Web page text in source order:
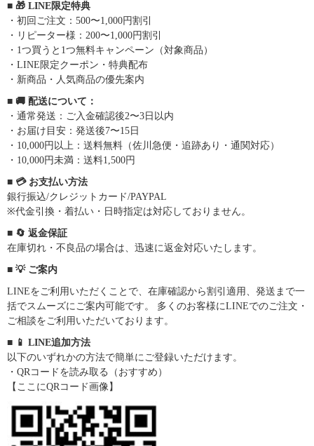
■ 🎁 LINE限定特典
・初回ご注文：500〜1,000円割引
・リピーター様：200〜1,000円割引
・1つ買うと1つ無料キャンペーン（対象商品）
・LINE限定クーポン・特典配布
・新商品・人気商品の優先案内
■ 🚚 配送について：
・通常発送：ご入金確認後2〜3日以内
・お届け目安：発送後7〜15日
・10,000円以上：送料無料（佐川急便・追跡あり・通関対応）
・10,000円未満：送料1,500円
■ 💳 お支払い方法
銀行振込/クレジットカード/PAYPAL
※代金引換・着払い・日時指定は対応しておりません。
■ 🔄 返金保証
在庫切れ・不良品の場合は、迅速に返金対応いたします。
■ 💡 ご案内
LINEをご利用いただくことで、在庫確認から割引適用、発送まで一
括でスムーズにご案内可能です。 多くのお客様にLINEでのご注文・
ご相談をご利用いただいております。
■ 📱 LINE追加方法
以下のいずれかの方法で簡単にご登録いただけます。
・QRコードを読み取る（おすすめ）
【ここにQRコード画像】